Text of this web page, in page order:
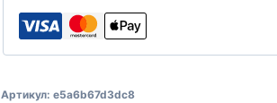
Артикул: e5a6b67d3dc8